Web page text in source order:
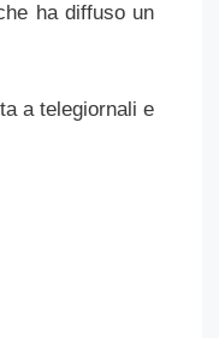
ha diffuso un
a telegiornali e